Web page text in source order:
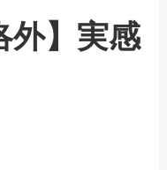
外】実感